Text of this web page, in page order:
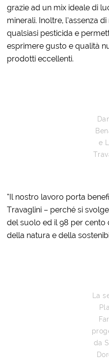
grazie ad un mix ideale di
minerali. Inoltre, l’assenza
qualsiasi pesticida e
esprimere gusto e qualità
prodotti eccellenti.
e
“Il nostro lavoro porta
Travaglini – perché si
del suolo ed il 98 per cento
della natura e della
La
da